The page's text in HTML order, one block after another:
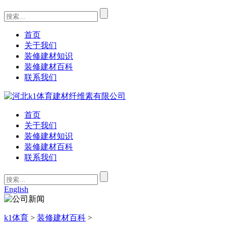
首页
关于我们
装修建材知识
装修建材百科
联系我们
首页
关于我们
装修建材知识
装修建材百科
联系我们
English
k1体育 > 装修建材百科 >